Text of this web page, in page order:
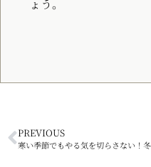
ょう。
PREVIOUS